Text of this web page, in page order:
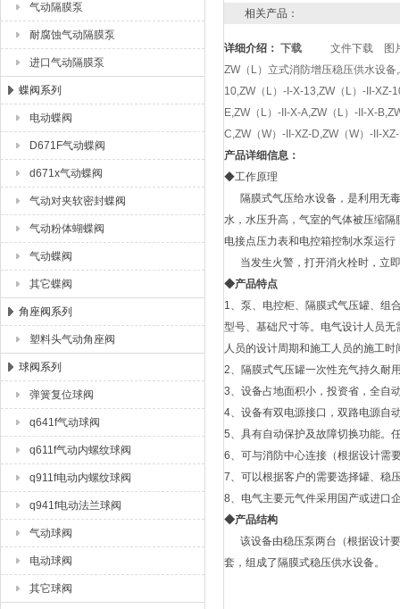
气动隔膜泵
耐腐蚀气动隔膜泵
进口气动隔膜泵
蝶阀系列
电动蝶阀
D671F气动蝶阀
d671x气动蝶阀
气动对夹软密封蝶阀
气动粉体蝴蝶阀
气动蝶阀
其它蝶阀
角座阀系列
塑料头气动角座阀
球阀系列
弹簧复位球阀
q641f气动球阀
q611f气动内螺纹球阀
q911f电动内螺纹球阀
q941f电动法兰球阀
气动球阀
电动球阀
其它球阀
相关产品：
详细介绍： 下载 文件下载
图
ZW（L）立式消防增压稳压供水设
10,ZW（L）-I-X-13,ZW（L）-II-XZ-
E,ZW（L）-II-X-A,ZW（L）-II-X-
C,ZW（W）-II-XZ-D,ZW（W）-II-
产品详细信息：
◆工作原理
隔膜式气压给水设备，是利用无毒
水，水压升高，气室的气体被压缩
电接点压力表和电控箱控制水泵运
当发生火警，打开消火栓时，立即
◆产品特点
1、泵、电控柜、隔膜式气压罐、组
型号、基础尺寸等。电气设计人员
人员的设计周期和施工人员的施工时
2、隔膜式气压罐一次性充气持久耐
3、设备占地面积小，投资省，全自
4、设备有双电源接口，双路电源自
5、具有自动保护及故障切换功能。
6、可与消防中心连接（根据设计需
7、可以根据客户的需要选择罐、稳
8、电气主要元气件采用国产或进口
◆产品结构
该设备由稳压泵两台（根据设计要
套，组成了隔膜式稳压供水设备。